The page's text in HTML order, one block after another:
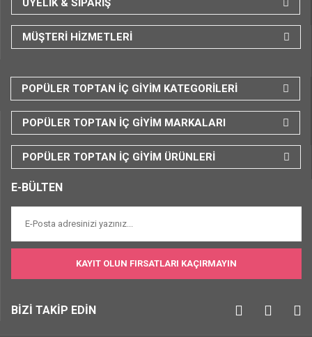
MÜŞTERİ HİZMETLERİ
POPÜLER TOPTAN İÇ GİYİM KATEGORİLERİ
POPÜLER TOPTAN İÇ GİYİM MARKALARI
POPÜLER TOPTAN İÇ GİYİM ÜRÜNLERİ
E-BÜLTEN
KAYIT OLUN FIRSATLARI KAÇIRMAYIN
BİZİ TAKİP EDİN